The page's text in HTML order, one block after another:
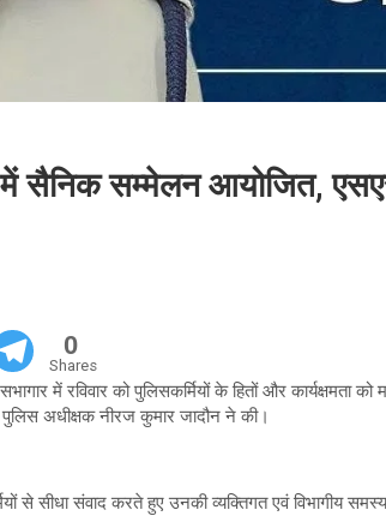
सैनिक सम्मेलन आयोजित,
0
Shares
में रविवार को पुलिसकर्मियों के हितों और
पुलिस अधीक्षक नीरज कुमार जादौन ने की।
से सीधा संवाद करते हुए उनकी व्यक्तिगत एवं विभागीय